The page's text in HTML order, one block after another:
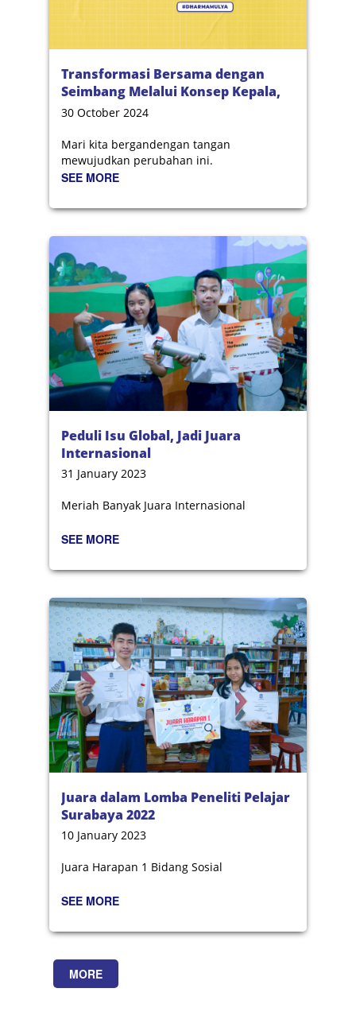
Transformasi Bersama dengan
Seimbang Melalui Konsep Kepala,
Hati, dan Tangan
30 October 2024
Mari kita bergandengan tangan
mewujudkan perubahan ini.
SEE MORE
Peduli Isu Global, Jadi Juara
Internasional
31 January 2023
Meriah Banyak Juara Internasional
SEE MORE
Juara dalam Lomba Peneliti Pelajar
Surabaya 2022
10 January 2023
Juara Harapan 1 Bidang Sosial
SEE MORE
MORE